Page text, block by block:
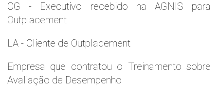
CG - Executivo recebido na AGNIS para
Outplacement
LA - Cliente de Outplacement
Empresa que contratou o Treinamento sobre
Avaliação de Desempenho